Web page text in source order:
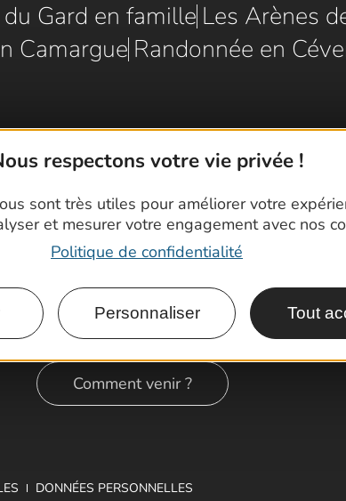
respectons votre vie privée !
sont très utiles pour améliorer votre
et mesurer votre engagement avec nos
Politique de confidentialité
Personnaliser Tout
Gard en famille Les Arènes
Camargue Randonnée en
Comment venir ?
DONNÉES PERSONNELLES